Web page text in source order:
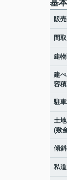
基
販
間
建
建
容
駐
土地
(敷
傾
私